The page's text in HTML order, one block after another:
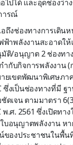
ไปได้ และอุดช่องว่า
ารณ์
ถึงช่องทางการเดิน
ฟ้าพลังงานสะอาดให้
ติ/อนุญาต 2 ช่องทา
กับกิจการพลังงาน
ยเขตพัฒนาพิเศษภา
ซึ่งเป็นช่องทางที่มี ฐ
ดเจน ตามมาตรา
พ.ศ. 2561 ซึ่งเปิดทา
อนุญาตพลังงาน หา
ของประชาชนในพื้น